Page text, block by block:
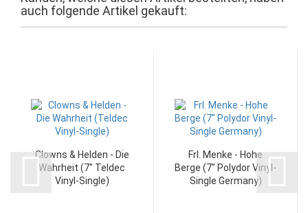
auch folgende Artikel gekauft:
Clowns & Helden - Die
Wahrheit (7" Teldec
Vinyl-Single)
Frl. Menke - Hohe
Berge (7" Polydor Vinyl-
Single Germany)